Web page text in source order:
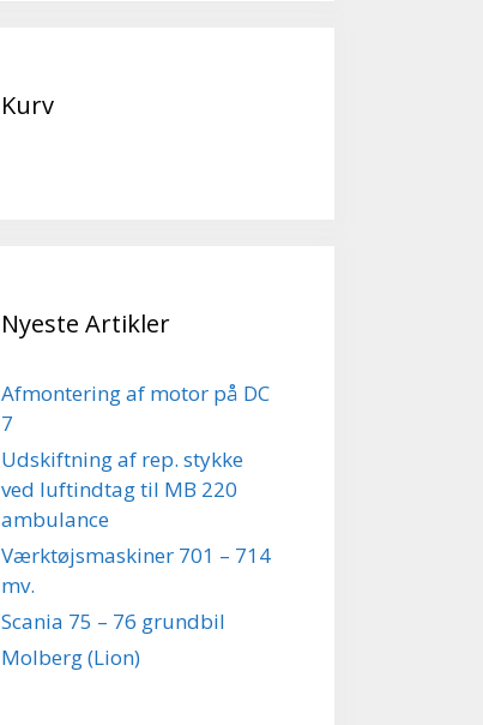
Kurv
Nyeste Artikler
Afmontering af motor på DC
7
Udskiftning af rep. stykke
ved luftindtag til MB 220
ambulance
Værktøjsmaskiner 701 – 714
mv.
Scania 75 – 76 grundbil
Molberg (Lion)